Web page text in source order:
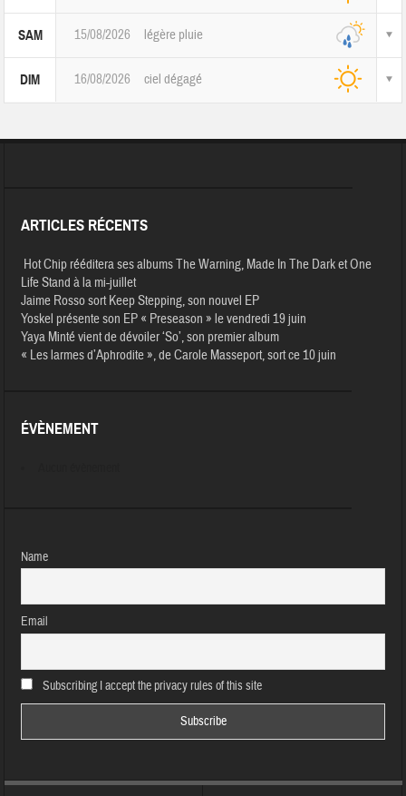
SAM 15/08/2026 légère pluie
DIM 16/08/2026 ciel dégagé
ARTICLES RÉCENTS
Hot Chip rééditera ses albums The Warning, Made In The Dark et One
Life Stand à la mi-juillet
Jaime Rosso sort Keep Stepping, son nouvel EP
Yoskel présente son EP « Preseason » le vendredi 19 juin
Yaya Minté vient de dévoiler ‘So’, son premier album
« Les larmes d’Aphrodite », de Carole Masseport, sort ce 10 juin
ÉVÈNEMENT
Name
Email
Subscribing I accept the privacy rules of this site